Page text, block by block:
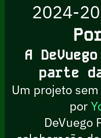
2024-
A
parte
Um projeto
por
DeVuego